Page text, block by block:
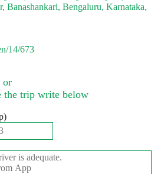
Banashankari, Bengaluru, Karnataka,
14/673
or
the trip write below